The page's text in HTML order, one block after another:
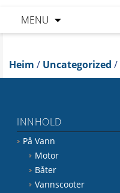
MENU
Heim / Uncategorized /
INNHOLD
På Vann
Motor
Båter
Vannscooter